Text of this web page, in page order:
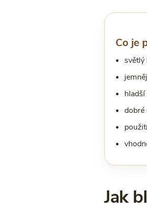
Co je
světlý
dobré
Jak